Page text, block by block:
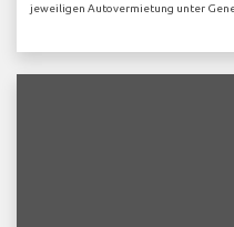
jeweiligen Autovermietung unter